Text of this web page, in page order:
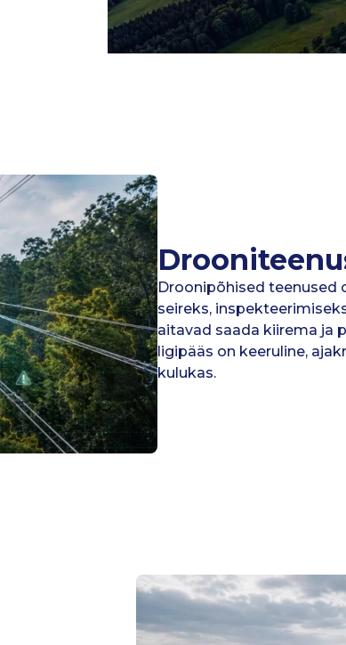
Droonipõhised
seireks,
aitavad saada kiirema ja
ligipääs on keeruline,
kulukas.